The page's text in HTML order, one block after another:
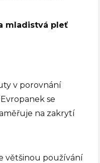
mladistvá pleť
v porovnání
se
na zakrytí
většinou používání